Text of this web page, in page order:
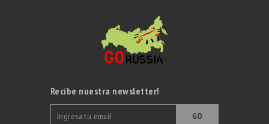
Recibe nuestra newsletter!
GO